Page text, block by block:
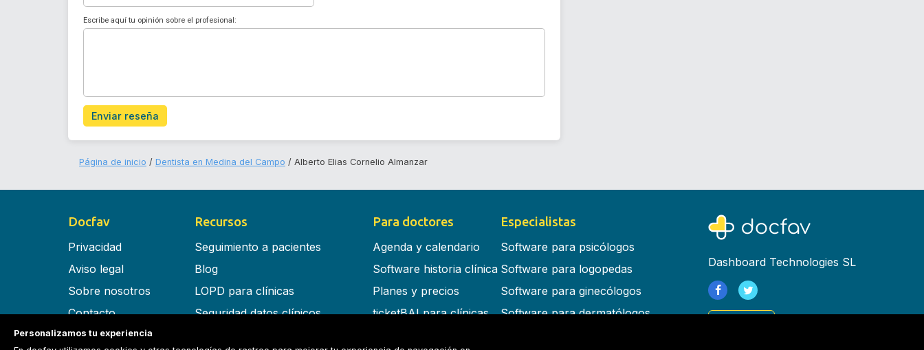
Escribe aquí tu opinión sobre el profesional:
Enviar reseña
Página de inicio Dentista en Medina del Campo Alberto Elias Cornelio Almanzar
Docfav
Privacidad
Aviso legal
Sobre nosotros
Contacto
Términos y condiciones
Recursos
Seguimiento a pacientes
Blog
LOPD para clínicas
Seguridad datos clínicos
Para doctores
Agenda y calendario
Software historia clínica
Planes y precios
ticketBAI para clínicas
Especialistas
Software para psicólogos
Software para logopedas
Software para ginecólogos
Software para dermatólogos
Dashboard Technologies SL
Personalizamos tu experiencia